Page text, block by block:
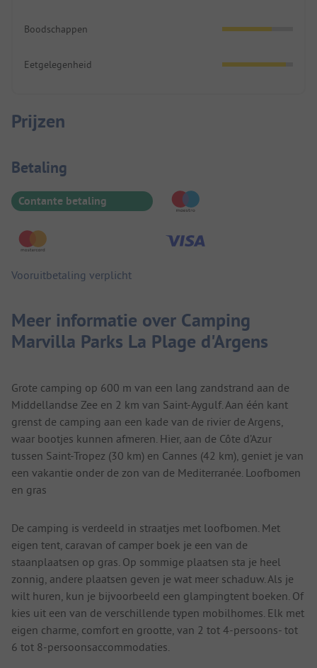
Boodschappen
Eetgelegenheid
Prijzen
Betaalinformatie
Betaling
Contante betaling
Vooruitbetaling verplicht
Meer informatie over Camping
Marvilla Parks La Plage d'Argens
Grote camping op 600 m van een lang zandstrand aan de
Middellandse Zee en 2 km van Saint-Aygulf. Aan één kant
grenst de camping aan een kade van de rivier de Argens,
waar bootjes kunnen afmeren. Hier, aan de Côte d’Azur
tussen Saint-Tropez (30 km) en Cannes (42 km), geniet je van
een vakantie onder de zon van de Mediterranée. Loofbomen
en gras
De camping is verdeeld in straatjes met loofbomen. Met
eigen tent, caravan of camper boek je een van de
staanplaatsen op gras. Op sommige plaatsen sta je heel
zonnig, andere plaatsen geven je wat meer schaduw. Als je
wilt huren, kun je bijvoorbeeld een glampingtent boeken. Of
kies uit een van de verschillende typen mobilhomes. Elk met
eigen charme, comfort en grootte, van 2 tot 4-persoons- tot
6 tot 8-persoonsaccommodaties.